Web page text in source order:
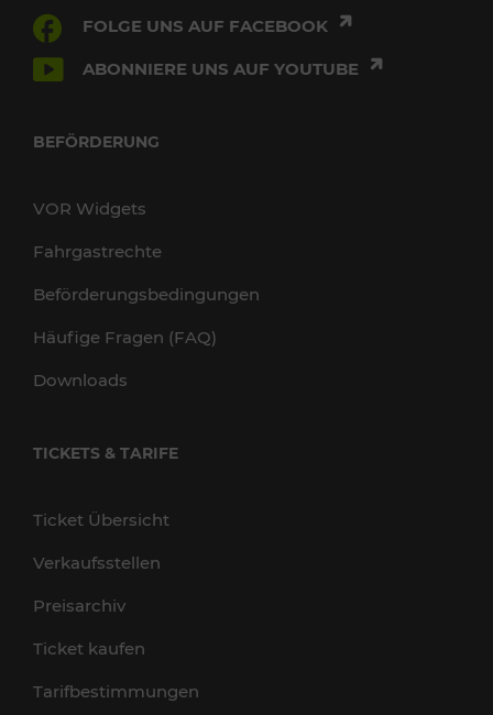
FOLGE UNS AUF FACEBOOK
ABONNIERE UNS AUF YOUTUBE
BEFÖRDERUNG
VOR Widgets
Fahrgastrechte
Beförderungsbedingungen
Häufige Fragen (FAQ)
Downloads
TICKETS & TARIFE
Ticket Übersicht
Verkaufsstellen
Preisarchiv
Ticket kaufen
Tarifbestimmungen